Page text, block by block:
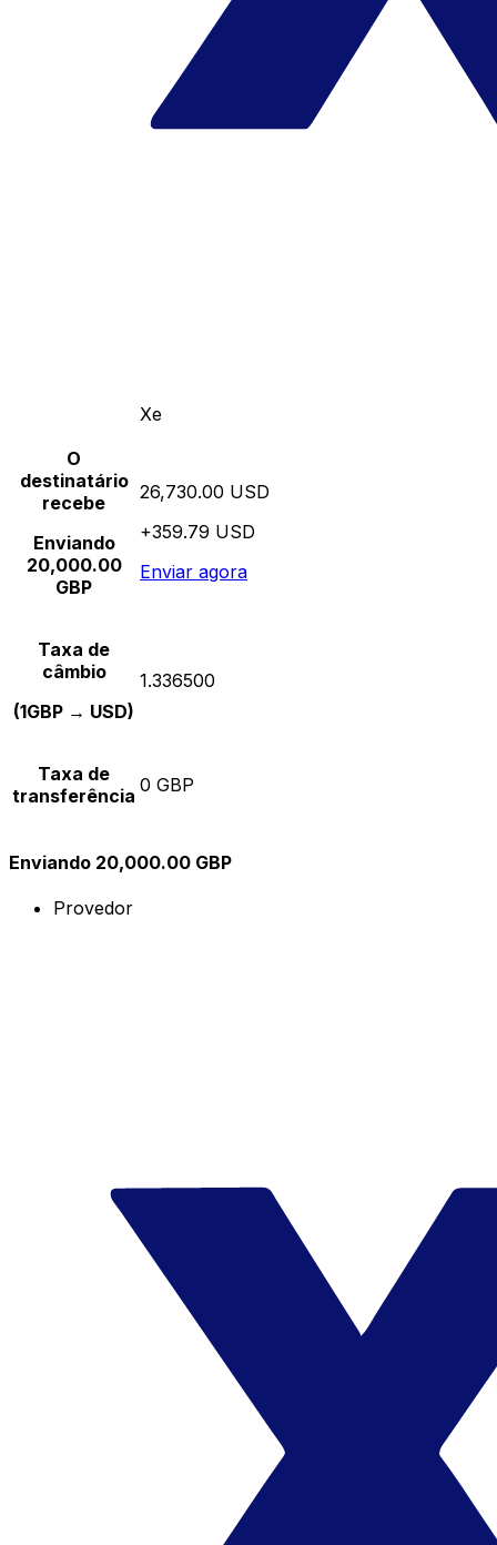
Xe
O
destinatário
recebe
Enviando
20,000.00
GBP
26,730.00 USD
+359.79 USD
Enviar agora
Taxa de
câmbio
(1GBP → USD)
1.336500
Taxa de
transferência 0 GBP
Enviando 20,000.00 GBP
Provedor